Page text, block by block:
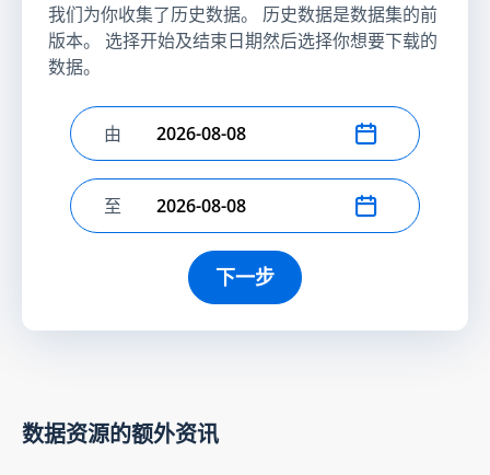
我们为你收集了历史数据。 历史数据是数据集的前
版本。 选择开始及结束日期然后选择你想要下载的
数据。
选择开始日期
由
选择结束日期
至
下一步
数据资源的额外资讯